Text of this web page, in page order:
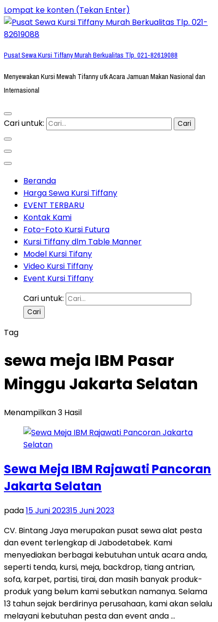
Lompat ke konten (Tekan Enter)
Pusat Sewa Kursi Tiffany Murah Berkualitas Tlp. 021-82619088
Menyewakan Kursi Mewah Tifanny utk Acara Jamuan Makan Nasional dan
Internasional
Cari untuk:
Beranda
Harga Sewa Kursi Tiffany
EVENT TERBARU
Kontak Kami
Foto-Foto Kursi Futura
Kursi Tiffany dlm Table Manner
Model Kursi Tifany
Video Kursi Tiffany
Event Kursi Tiffany
Cari untuk:
Tag
sewa meja IBM Pasar
Minggu Jakarta Selatan
Menampilkan 3 Hasil
Sewa Meja IBM Rajawati Pancoran
Jakarta Selatan
pada15 Juni 202315 Juni 2023
CV. Bintang Jaya merupakan pusat sewa alat pesta
dan event terlengkap di Jabodetabek. Kami
menyediakan berbagai kebutuhan untuk acara anda,
seperti tenda, kursi, meja, backdrop, tiang antrian,
sofa, karpet, partisi, tirai, dan masih banyak produk-
produk yang belum kami sebutkan namanya. Selama
13 tahun sejak berdirinya perusahaan, kami akan selalu
melayani kebutuhan pesta dan event anda …